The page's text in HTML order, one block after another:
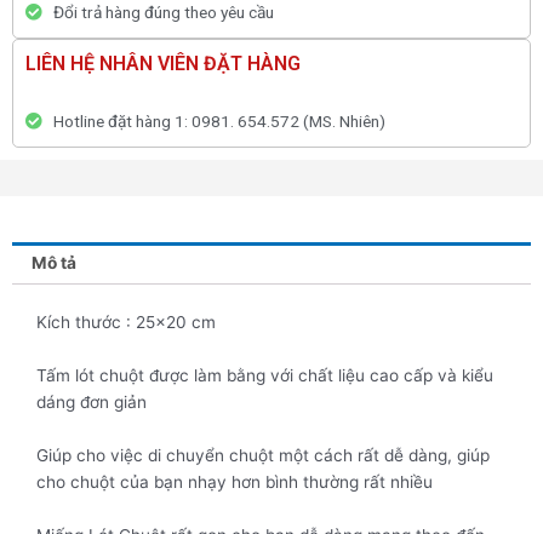
Đổi trả hàng đúng theo yêu cầu
LIÊN HỆ NHÂN VIÊN ĐẶT HÀNG
Hotline đặt hàng 1: 0981. 654.572 (MS. Nhiên)
Mô tả
Kích thước : 25×20 cm
Tấm lót chuột được làm bằng với chất liệu cao cấp và kiểu
dáng đơn giản
Giúp cho việc di chuyển chuột một cách rất dễ dàng, giúp
cho chuột của bạn nhạy hơn bình thường rất nhiều